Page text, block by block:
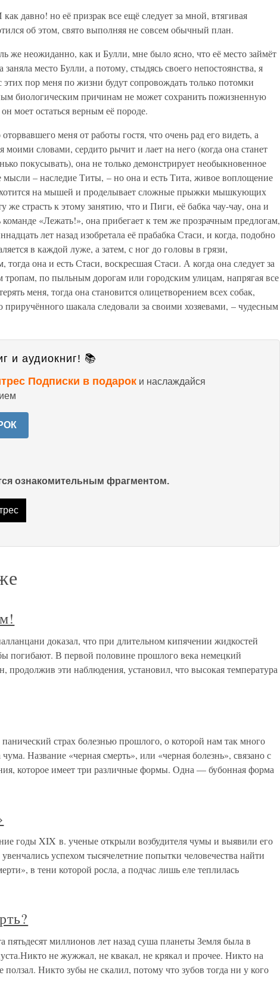
давно! но её призрак все ещё следует за мной, втягивая
об этом, свято выполняя не совсем обычный план.
же неожиданно, как и Булли, мне было ясно, что её место займёт
заняла место Булли, а потому, стыдясь своего непостоянства, я
этих пор меня по жизни будут сопровождать только потомки
биологическим причинам не может сохранить пожизненную
моет остаться верным её породе.
меня от работы гостя, что очень рад его видеть, а
словами, сердито рычит и лает на него (когда она станет
покусывать), она не только демонстрирует необыкновенное
– наследие Титы, – но она и есть Тита, живое воплощение
на мышей и проделывает сложные прыжки мышкующих
же страсть к этому занятию, что и Пиги, её бабка чау-чау, она и
команде «Лежать!», она прибегает к тем же прозрачным предлогам,
лет назад изобретала её прабабка Стаси, и когда, подобно
в каждой луже, а затем, с ног до головы в грязи,
тогда она и есть Стаси, воскресшая Стаси. А когда она следует за
по пыльным дорогам или городским улицам, напрягая все
меня, тогда она становится олицетворением всех собак,
приручённого шакала следовали за своими хозяевами, – чудесным
и аудиокниг! 📚
Подписки в подарок и наслаждайся
ознакомительным фрагментом.
доказал, что при длительном кипячении жидкостей
погибают. В первой половине прошлого века немецкий
продолжив эти наблюдения, установил, что высокая температура
страх болезнью прошлого, о которой нам так много
Название «черная смерть», или «черная болезнь», связано с
которое имеет три различные формы. Одна — бубонная форма
годы XIX в. ученые открыли возбудителя чумы и выявили его
успехом тысячелетние попытки человечества найти
в тени которой росла, а подчас лишь еле теплилась
пятьдесят миллионов лет назад суша планеты Земля была в
не жужжал, не квакал, не крякал и прочее. Никто на
ползал. Никто зубы не скалил, потому что зубов тогда ни у кого